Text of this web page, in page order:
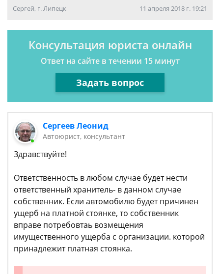
Сергей, г. Липецк 11 апреля 2018 г. 19:21
Консультация юриста онлайн
Ответ на сайте в течении 15 минут
Задать вопрос
Сергеев Леонид
Автоюрист, консультант
Здравствуйте!
Ответственность в любом случае будет нести
ответственный хранитель- в данном случае
собственник. Если автомобилю будет причинен
ущерб на платной стоянке, то собственник
вправе потребовтаь возмещения
имущественного ущерба с организации. которой
принадлежит платная стоянка.